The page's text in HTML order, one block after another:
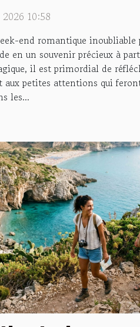
10:58
end romantique inoubliable
en un souvenir précieux à
il est primordial de
aux petites attentions qui
les...